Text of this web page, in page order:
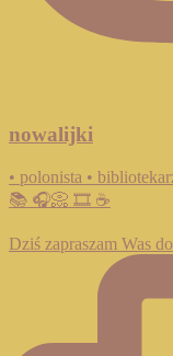
nowalijki
• polonista •
📚 🎧📀 🎞️ ☕️
Dziś zapraszam Was